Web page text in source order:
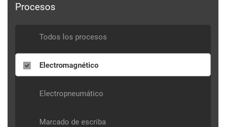
Procesos
Todos los procesos
Electromagnético
Electropneumático
Marcado de escriba